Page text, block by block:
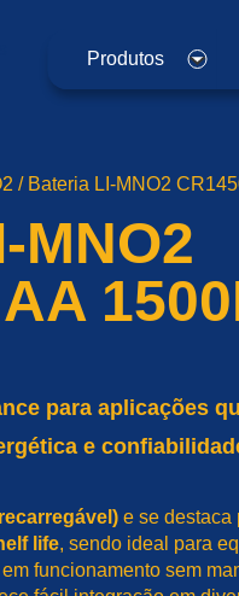
Produtos
/ Bateria LI-MNO2
MNO2
para aplicações
e
e se destaca
life, sendo ideal para
funcionamento sem